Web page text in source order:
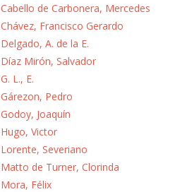
Cabello de Carbonera, Mercedes
Chávez, Francisco Gerardo
Delgado, A. de la E.
Díaz Mirón, Salvador
G. L., E.
Gárezon, Pedro
Godoy, Joaquín
Hugo, Victor
Lorente, Severiano
Matto de Turner, Clorinda
Mora, Félix